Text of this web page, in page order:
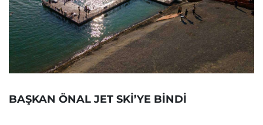
BAŞKAN ÖNAL JET SKİ’YE BİNDİ